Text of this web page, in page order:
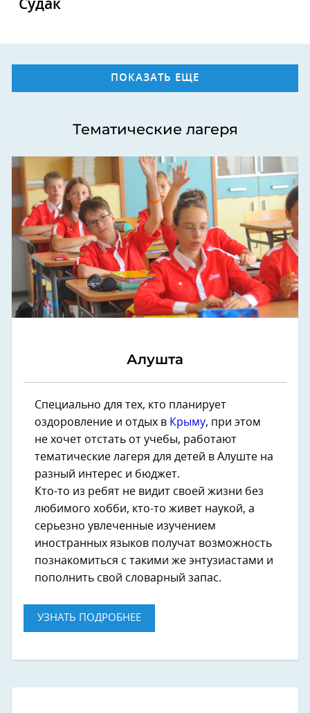
Судак
ПОКАЗАТЬ ЕЩЕ
Тематические лагеря
Алушта
Специально для тех, кто планирует
оздоровление и отдых в Крыму, при этом
не хочет отстать от учебы, работают
тематические лагеря для детей в Алуште на
разный интерес и бюджет.
Кто-то из ребят не видит своей жизни без
любимого хобби, кто-то живет наукой, а
серьезно увлеченные изучением
иностранных языков получат возможность
познакомиться с такими же энтузиастами и
пополнить свой словарный запас.
УЗНАТЬ ПОДРОБНЕЕ